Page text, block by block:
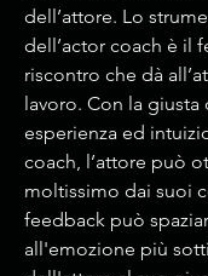
dell’attore. Lo
dell’actor coach è il
riscontro che dà
lavoro. Con la giusta
esperienza ed
coach, l’attore può
moltissimo dai suoi
feedback può
all'emozione più